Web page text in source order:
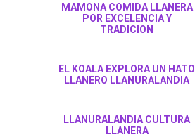
MAMONA COMIDA LLANERA
POR EXCELENCIA Y
TRADICION
EL KOALA EXPLORA UN HATO
LLANERO LLANURALANDIA
LLANURALANDIA CULTURA
LLANERA